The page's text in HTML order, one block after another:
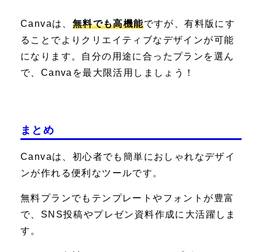
Canvaは、 無料でも高機能ですが、有料版にす
ることでよりクリエイティブなデザインが可能
になります。自分の用途に合ったプランを選ん
で、Canvaを最大限活用しましょう！
まとめ
Canvaは、初心者でも簡単におしゃれなデザイ
ンが作れる便利なツールです。
無料プランでもテンプレートやフォントが豊富
で、SNS投稿やプレゼン資料作成に大活躍しま
す。